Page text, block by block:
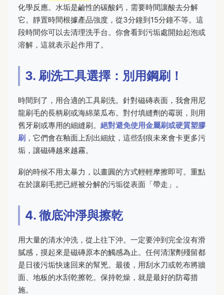
化學反應。水垢是鹼性的碳酸鈣，需要時間讓酸去分解
它。靜置時間根據產品強度，從3分鐘到15分鐘不等。這
段時間你可以去清理洗手台。你會看到污垢處開始起泡或
溶解，這就表示起作用了。
3. 刷洗工具選擇：別用鋼刷！
時間到了，用合適的工具刷洗。針對磁磚表面，我會用尼
龍刷毛的長柄刷或海綿菜瓜布。對付填縫劑的霉斑，則用
舊牙刷或專用的細縫刷。 絕對避免使用金屬刷或硬質塑膠
刷 ，它們會在釉面上刮出細紋，這些刮痕未來會卡更多污
垢，讓磁磚越來越霧。
刷的時候不用太暴力，以畫圓的方式輕輕摩擦即可。重點
在於讓刷毛把已經被分解的污垢從表面「帶走」。
4. 徹底沖淨與擦乾
用大量的清水沖洗，從上往下沖。一定要沖到完全沒有滑
膩感，摸起來是磁磚原本的觸感為止。任何清潔劑殘留都
是日後污垢快速回來的幫兇。最後，用刮水刀或乾布將牆
面、地板的水刮乾擦乾。保持乾燥，就是最好的防霉措
施。